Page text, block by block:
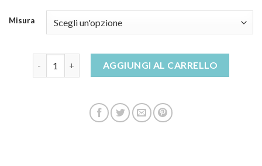
Misura
sandali in corda quantitàAGGIUNGI AL CARRELLO